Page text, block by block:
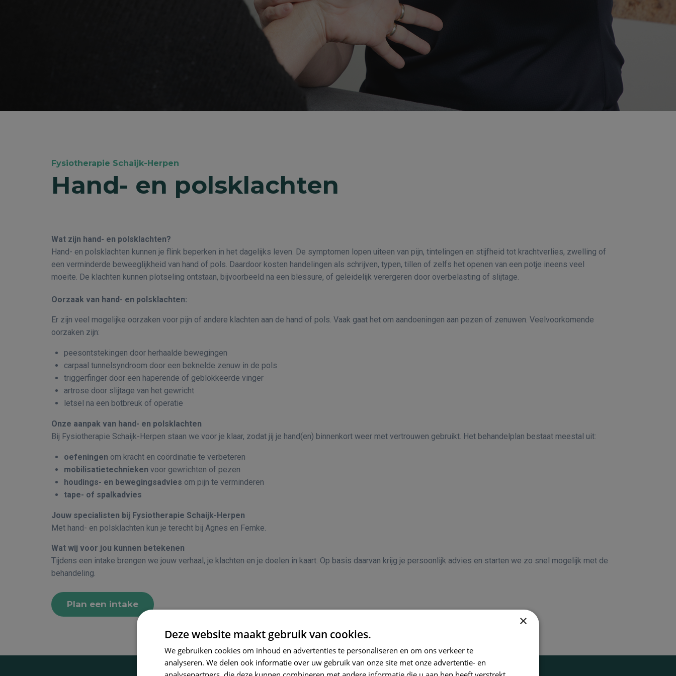
Fysiotherapie Schaijk-Herpen
Hand- en polsklachten
Wat zijn hand- en polsklachten?
Hand- en polsklachten kunnen je flink beperken in het dagelijks leven. De symptomen lopen uiteen van pijn, tintelingen en stijfheid tot krachtverlies, zwelling of
een verminderde beweeglijkheid van hand of pols. Daardoor kosten handelingen als schrijven, typen, tillen of zelfs het openen van een potje ineens veel
moeite. De klachten kunnen plotseling ontstaan, bijvoorbeeld na een blessure, of geleidelijk verergeren door overbelasting of slijtage.
Oorzaak van hand- en polsklachten:
Er zijn veel mogelijke oorzaken voor pijn of andere klachten aan de hand of pols. Vaak gaat het om aandoeningen aan pezen of zenuwen. Veelvoorkomende
oorzaken zijn:
peesontstekingen door herhaalde bewegingen
carpaal tunnelsyndroom door een beknelde zenuw in de pols
triggerfinger door een haperende of geblokkeerde vinger
artrose door slijtage van het gewricht
letsel na een botbreuk of operatie
Onze aanpak van hand- en polsklachten
Bij Fysiotherapie Schaijk-Herpen staan we voor je klaar, zodat jij je hand(en) binnenkort weer met vertrouwen gebruikt. Het behandelplan bestaat meestal uit:
oefeningen om kracht en coördinatie te verbeteren
mobilisatietechnieken voor gewrichten of pezen
houdings- en bewegingsadvies om pijn te verminderen
tape- of spalkadvies
Jouw specialisten bij Fysiotherapie Schaijk-Herpen
Met hand- en polsklachten kun je terecht bij Agnes en Femke.
Wat wij voor jou kunnen betekenen
Tijdens een intake brengen we jouw verhaal, je klachten en je doelen in kaart. Op basis daarvan krijg je persoonlijk advies en starten we zo snel mogelijk met de
behandeling.
Plan een intake
×
Deze website maakt gebruik van cookies.
We gebruiken cookies om inhoud en advertenties te personaliseren en om ons verkeer te
analyseren. We delen ook informatie over uw gebruik van onze site met onze advertentie- en